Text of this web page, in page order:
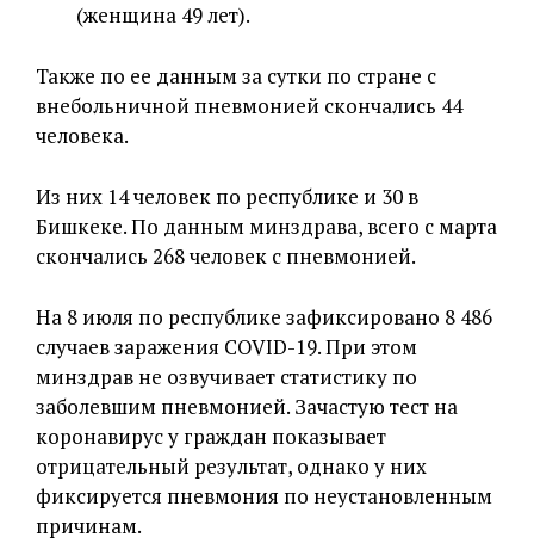
(женщина 49 лет).
Также по ее данным за сутки по стране с
внебольничной пневмонией скончались 44
человека.
Из них 14 человек по республике и 30 в
Бишкеке. По данным минздрава, всего с марта
скончались 268 человек с пневмонией.
На 8 июля по республике зафиксировано 8 486
случаев заражения COVID-19. При этом
минздрав не озвучивает статистику по
заболевшим пневмонией. Зачастую тест на
коронавирус у граждан показывает
отрицательный результат, однако у них
фиксируется пневмония по неустановленным
причинам.